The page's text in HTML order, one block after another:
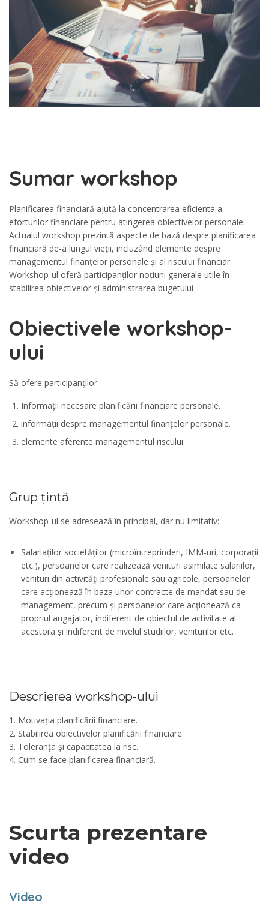
Sumar workshop
Planificarea financiară ajută la concentrarea eficienta a
eforturilor financiare pentru atingerea obiectivelor personale.
Actualul workshop prezintă aspecte de bază despre planificarea
financiară de-a lungul vieții, incluzând elemente despre
managementul finanțelor personale și al riscului financiar.
Workshop-ul oferă participanților noțiuni generale utile în
stabilirea obiectivelor și administrarea bugetului
Obiectivele workshop-
ului
Să ofere participanților:
Informații necesare planificării financiare personale.
informații despre managementul finanțelor personale.
elemente aferente managementul riscului.
Grup țintă
Workshop-ul se adresează în principal, dar nu limitativ:
Salariaților societăților (microîntreprinderi, IMM-uri, corporații
etc.), persoanelor care realizează venituri asimilate salariilor,
venituri din activităţi profesionale sau agricole, persoanelor
care acționează în baza unor contracte de mandat sau de
management, precum și persoanelor care acţionează ca
propriul angajator, indiferent de obiectul de activitate al
acestora și indiferent de nivelul studiilor, veniturilor etc.
Descrierea workshop-ului
1. Motivația planificării financiare.
2. Stabilirea obiectivelor planificării financiare.
3. Toleranța și capacitatea la risc.
4. Cum se face planificarea financiară.
Scurta prezentare
video
Video